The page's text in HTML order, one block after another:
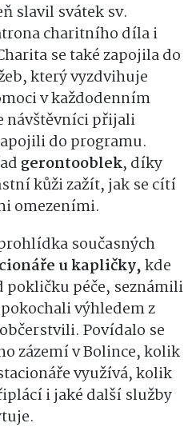
slavil svátek sv.
charitního díla i
se také zapojila do
který vyzdvihuje
v každodenním
návštěvníci přijali
do programu.
gerontooblek, díky
kůži zažít, jak se cítí
omezeními.
současných
u kapličky,kde
péče, seznámili
výhledem z
Povídalo se
zázemí v Bolince, kolik
využívá, kolik
i jaké další služby